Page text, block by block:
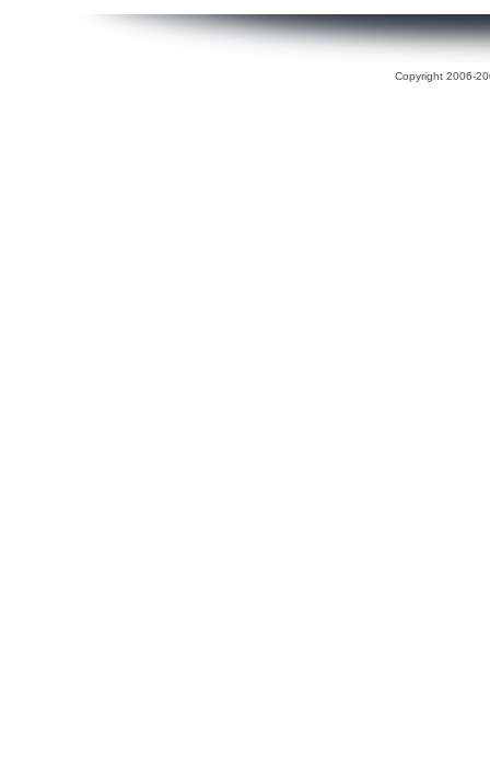
Copyright 2006-